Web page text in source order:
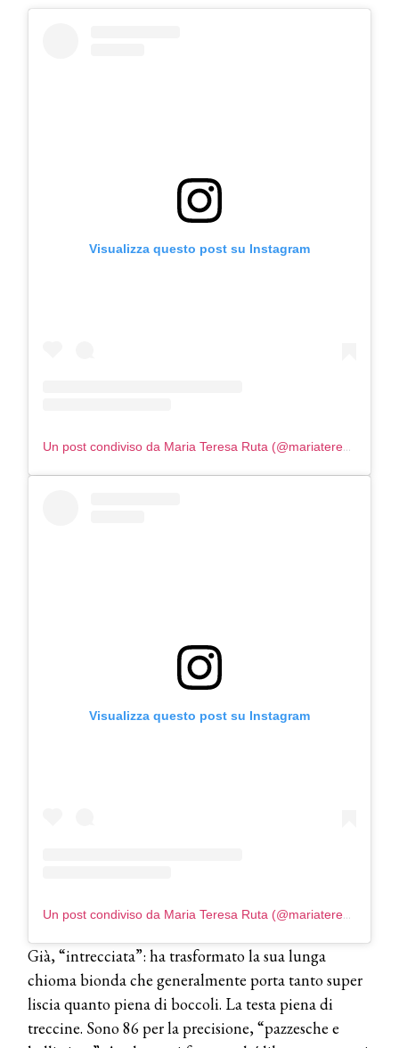
Visualizza questo post su Instagram
Un post condiviso da Maria Teresa Ruta (@mariateresaruta)
Visualizza questo post su Instagram
Un post condiviso da Maria Teresa Ruta (@mariateresaruta)
Già, “intrecciata”: ha trasformato la sua lunga
chioma bionda che generalmente porta tanto super
liscia quanto piena di boccoli. La testa piena di
treccine. Sono 86 per la precisione, “pazzesche e